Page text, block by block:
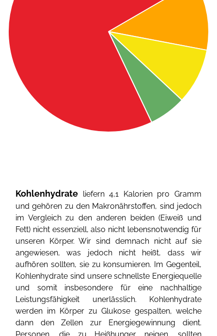
Kohlenhydrate liefern 4,1 Kalorien pro Gramm
und gehören zu den Makronährstoffen, sind jedoch
im Vergleich zu den anderen beiden (Eiweiß und
Fett) nicht essenziell, also nicht lebensnotwendig für
unseren Körper. Wir sind demnach nicht auf sie
angewiesen, was jedoch nicht heißt, dass wir
aufhören sollten, sie zu konsumieren. Im Gegenteil,
Kohlenhydrate sind unsere schnellste Energiequelle
und somit insbesondere für eine nachhaltige
Leistungsfähigkeit unerlässlich. Kohlenhydrate
werden im Körper zu Glukose gespalten, welche
dann den Zellen zur Energiegewinnung dient.